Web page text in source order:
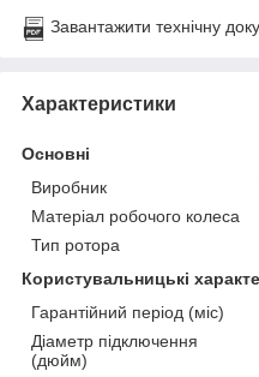
Завантажити технічну
Характеристики
Основні
Виробник
Матеріал робочого колеса
Тип ротора
Користувальницькі
Гарантійний період (міс)
Діаметр підключення
(дюйм)